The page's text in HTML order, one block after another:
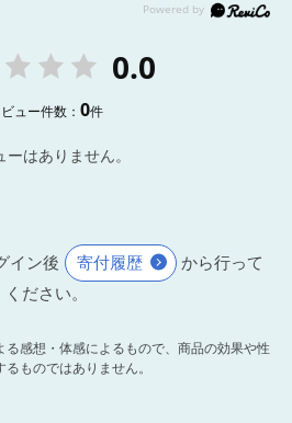
0.0
ュー件数：0件
ーはありません。
イン後 寄付履歴
から行って
ください。
感想・体感によるもので、商品の効果や性
るものではありません。